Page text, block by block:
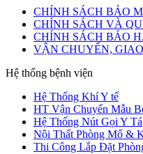
CHÍNH SÁCH BẢO
CHÍNH SÁCH VÀ
CHÍNH SÁCH BẢO
VẬN CHUYỂN,
Hệ thống bệnh viện
Hệ Thống Khí Y tế
HT Vận Chuyển Mẫu
Hệ Thống Nút Gọi Y Tá
Nội Thất Phòng Mổ &
Thi Công Lắp Đặt